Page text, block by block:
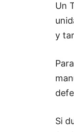
Un
y
Si